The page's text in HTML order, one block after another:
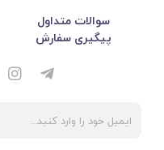
سوالات متداول
پیگیری سفارش